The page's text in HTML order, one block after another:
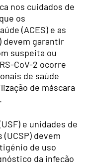
nos cuidados de
os
(ACES) e as
devem garantir
suspeita ou
CoV-2 ocorre
de saúde
de máscara
e unidades de
devem
de uso
da infeção